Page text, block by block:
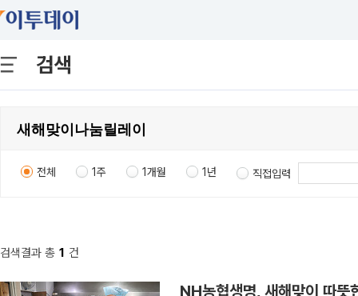
검색
전체 1주 1개월 1년 직접입력
검색결과 총 1 건